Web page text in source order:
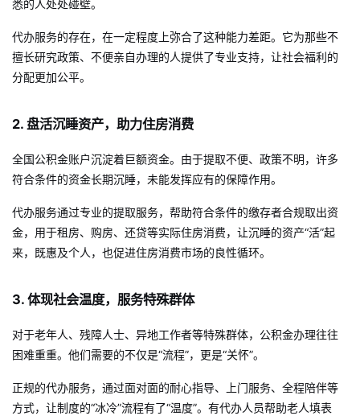
悉的人处处碰壁。
代办服务的存在，在一定程度上弥合了这种能力差距。它为那些不
擅长研究政策、不便亲自办理的人提供了专业支持，让社会福利的
分配更加公平。
2. 盘活沉睡资产，助力住房消费
全国公积金账户沉淀着巨额资金。由于提取不便、政策不明，许多
符合条件的资金长期沉睡，未能发挥应有的保障作用。
代办服务通过专业的提取服务，帮助符合条件的缴存者合规取出资
金，用于租房、购房、还贷等实际住房消费，让沉睡的资产“活”起
来，既惠及个人，也促进住房消费市场的良性循环。
3. 体现社会温度，服务特殊群体
对于老年人、残障人士、异地工作者等特殊群体，公积金办理往往
困难重重。他们需要的不仅是“流程”，更是“关怀”。
正规的代办服务，通过面对面的耐心指导、上门服务、全程陪伴等
方式，让制度的“冰冷”流程有了“温度”。有代办人员帮助老人填表